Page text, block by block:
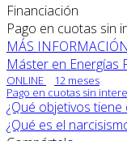
Financiación
Pago en cuotas sin
MÁS INFORMACIÓN
Máster en Energías
ONLINE
12 meses
Pago en cuotas sin
¿Qué objetivos
¿Qué es el